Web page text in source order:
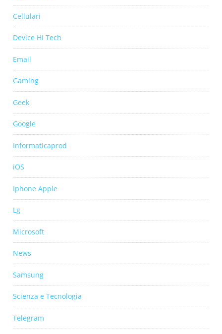
Cellulari
Device Hi Tech
Email
Gaming
Geek
Google
Informaticaprod
iOS
Iphone Apple
Lg
Microsoft
News
Samsung
Scienza e Tecnologia
Telegram